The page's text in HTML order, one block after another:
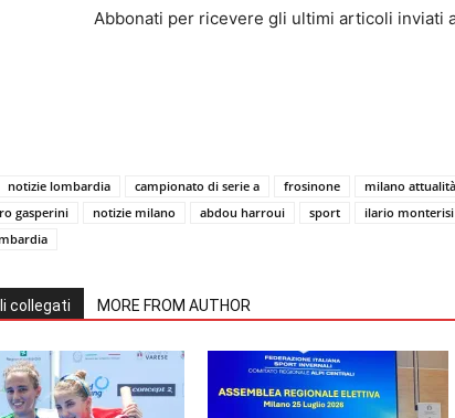
Abbonati per ricevere gli ultimi articoli inviati
notizie lombardia campionato di serie a frosinone milano attualità
gasperini
notizie milano abdou harroui sport ilario monterisi
collegati MORE FROM AUTHOR